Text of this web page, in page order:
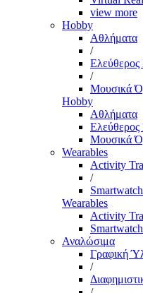
view more
Hobby
Αθλήματα
/
/
Μουσικά
Hobby
Αθλήματα
Μουσικά
Wearables
Activity
/
Wearables
Activity
Αναλώσιμα
Γραφική
/